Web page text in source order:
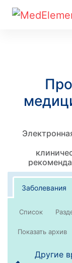
Заболевания
Список
Другие